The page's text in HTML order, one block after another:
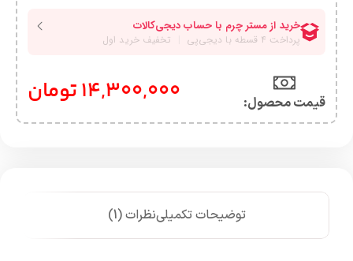
قیمت محصول:​ 14,300,000تومان
توضیحات تکمیلینظرات (1)